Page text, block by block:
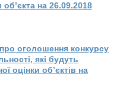
на 26.09.2018
оголошення конкурсу
які будуть
оцінки об’єктів на